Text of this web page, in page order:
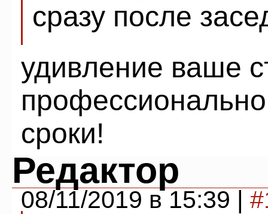
сразу после
удивление ваше
сроки!
Редактор
08/11/2019 в 15:39 |